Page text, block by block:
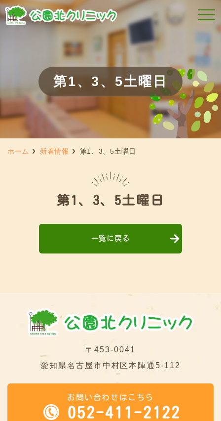
第1、3、5土曜日
ホーム 新着情報 第1、3、5土曜日
第1、3、5土曜日
一覧に戻る
〒453-0041
愛知県名古屋市中村区本陣通5-112
お問い合わせはこちら
052-411-2122